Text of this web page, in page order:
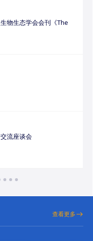
物生态学会会刊《The
流座谈会
查看更多